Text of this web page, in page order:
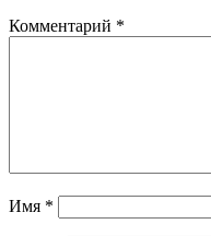
Комментарий *
Имя *